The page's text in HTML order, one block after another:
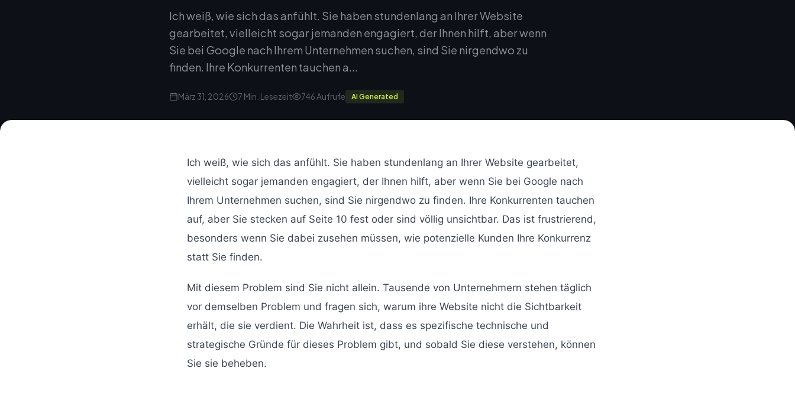
Ich weiß, wie sich das anfühlt. Sie haben stundenlang an Ihrer Website
gearbeitet, vielleicht sogar jemanden engagiert, der Ihnen hilft, aber wenn
Sie bei Google nach Ihrem Unternehmen suchen, sind Sie nirgendwo zu
finden. Ihre Konkurrenten tauchen a...
März 31, 2026 7 Min. Lesezeit 746 Aufrufe AI Generated
Ich weiß, wie sich das anfühlt. Sie haben stundenlang an Ihrer Website gearbeitet,
vielleicht sogar jemanden engagiert, der Ihnen hilft, aber wenn Sie bei Google nach
Ihrem Unternehmen suchen, sind Sie nirgendwo zu finden. Ihre Konkurrenten tauchen
auf, aber Sie stecken auf Seite 10 fest oder sind völlig unsichtbar. Das ist frustrierend,
besonders wenn Sie dabei zusehen müssen, wie potenzielle Kunden Ihre Konkurrenz
statt Sie finden.
Mit diesem Problem sind Sie nicht allein. Tausende von Unternehmern stehen täglich
vor demselben Problem und fragen sich, warum ihre Website nicht die Sichtbarkeit
erhält, die sie verdient. Die Wahrheit ist, dass es spezifische technische und
strategische Gründe für dieses Problem gibt, und sobald Sie diese verstehen, können
Sie sie beheben.